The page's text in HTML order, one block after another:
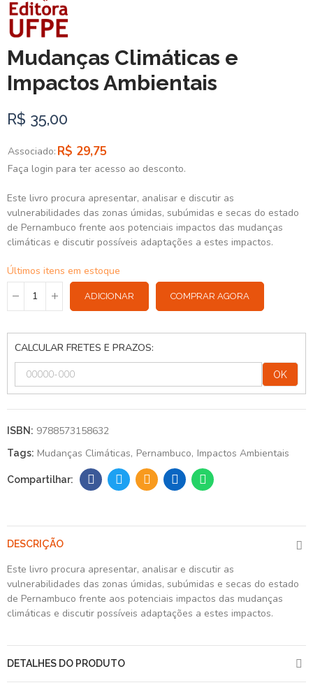
Mudanças Climáticas e
Impactos Ambientais
R$ 35,00
Associado: R$ 29,75
Faça login para ter acesso ao desconto.
Este livro procura apresentar, analisar e discutir as
vulnerabilidades das zonas úmidas, subúmidas e secas do estado
de Pernambuco frente aos potenciais impactos das mudanças
climáticas e discutir possíveis adaptações a estes impactos.
Últimos itens em estoque
ADICIONAR COMPRAR AGORA
CALCULAR FRETES E PRAZOS:
OK
ISBN: 9788573158632
Tags: Mudanças Climáticas Pernambuco Impactos Ambientais
DESCRIÇÃO
Este livro procura apresentar, analisar e discutir as
vulnerabilidades das zonas úmidas, subúmidas e secas do estado
de Pernambuco frente aos potenciais impactos das mudanças
climáticas e discutir possíveis adaptações a estes impactos.
DETALHES DO PRODUTO